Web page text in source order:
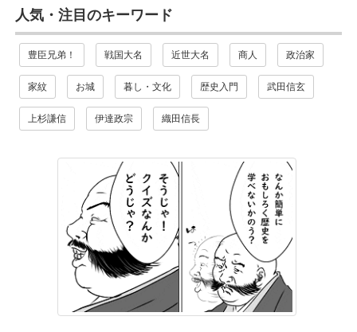
人気・注目のキーワード
豊臣兄弟！ 戦国大名 近世大名 商人 政治家
家紋 お城 暮し・文化 歴史入門 武田信玄
上杉謙信 伊達政宗 織田信長